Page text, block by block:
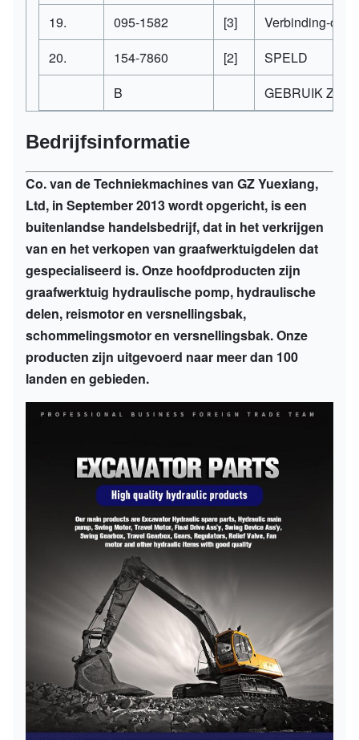
19.
095-1582 [3]
Verbinding-o-
20.
154-7860 [2]
SPELD
B
GEBRUIK
Bedrijfsinformatie
Co. van de Techniekmachines van GZ Yuexiang,
Ltd, in September 2013 wordt opgericht, is een
buitenlandse handelsbedrijf, dat in het verkrijgen
van en het verkopen van graafwerktuigdelen dat
gespecialiseerd is. Onze hoofdproducten zijn
graafwerktuig hydraulische pomp, hydraulische
delen, reismotor en versnellingsbak,
schommelingsmotor en versnellingsbak. Onze
producten zijn uitgevoerd naar meer dan 100
landen en gebieden.